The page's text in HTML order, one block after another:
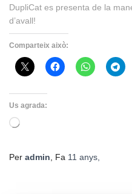
DupliCat es presenta de la
d’avall!
Comparteix això:
Us agrada:
S'està
Per admin , Fa 11 anys